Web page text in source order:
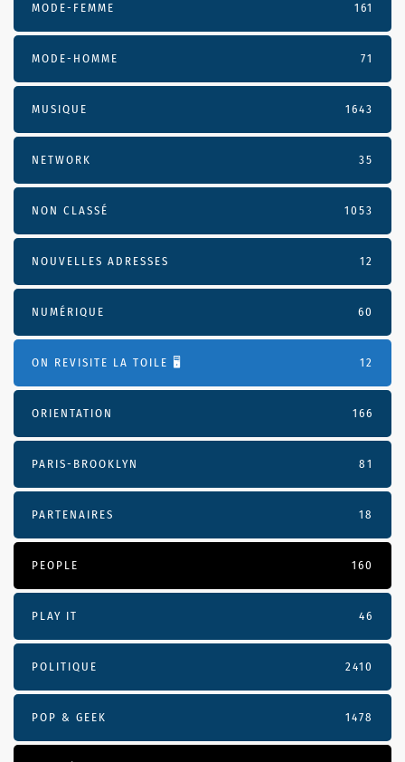
MODE-FEMME 161
MODE-HOMME 71
MUSIQUE 1643
NETWORK 35
NON CLASSÉ 1053
NOUVELLES ADRESSES 12
NUMÉRIQUE 60
ON REVISITE LA TOILE 🖥️ 12
ORIENTATION 166
PARIS-BROOKLYN 81
PARTENAIRES 18
PEOPLE 160
PLAY IT 46
POLITIQUE 2410
POP & GEEK 1478